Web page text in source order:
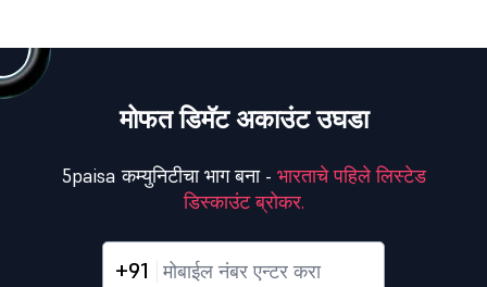
मोफत डिमॅट अकाउंट उघडा
5paisa कम्युनिटीचा भाग बना - भारताचे पहिले लिस्टेड
डिस्काउंट ब्रोकर.
+91